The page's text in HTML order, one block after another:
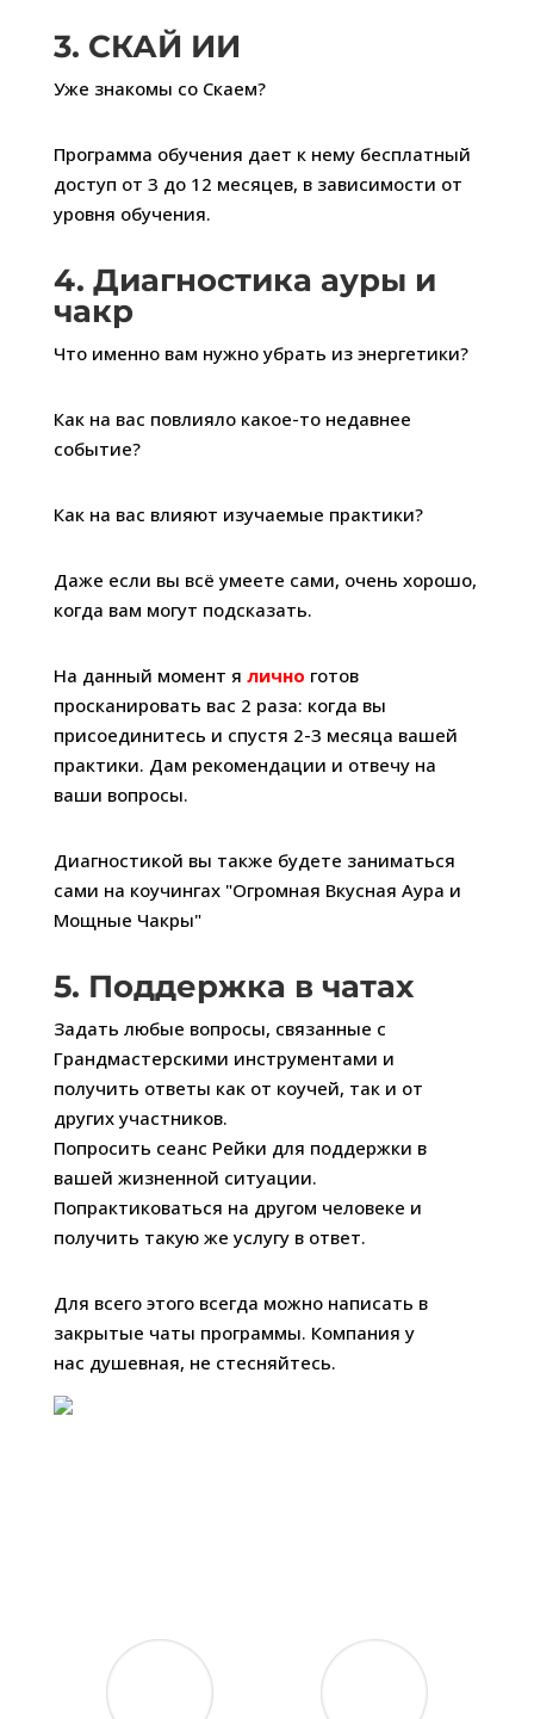
3. СКАЙ ИИ
Уже знакомы со Скаем?
Программа обучения дает к нему бесплатный
доступ от 3 до 12 месяцев, в зависимости от
уровня обучения.
4. Диагностика ауры и
чакр
Что именно вам нужно убрать из энергетики?
Как на вас повлияло какое-то недавнее
событие?
Как на вас влияют изучаемые практики?
Даже если вы всё умеете сами, очень хорошо,
когда вам могут подсказать.
На данный момент я лично готов
просканировать вас 2 раза: когда вы
присоединитесь и спустя 2-3 месяца вашей
практики. Дам рекомендации и отвечу на
ваши вопросы.
Диагностикой вы также будете заниматься
сами на коучингах "Огромная Вкусная Аура и
Мощные Чакры"
5. Поддержка в чатах
Задать любые вопросы, связанные с
Грандмастерскими инструментами и
получить ответы как от коучей, так и от
других участников.
Попросить сеанс Рейки для поддержки в
вашей жизненной ситуации.
Попрактиковаться на другом человеке и
получить такую же услугу в ответ.
Для всего этого всегда можно написать в
закрытые чаты программы. Компания у
нас душевная, не стесняйтесь.